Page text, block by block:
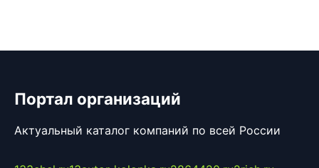
Портал организаций
Актуальный каталог компаний по всей России